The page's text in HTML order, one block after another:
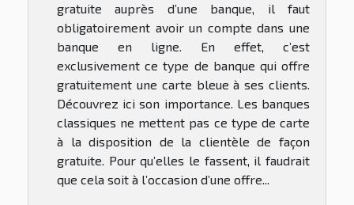
gratuite auprès d’une banque, il faut
obligatoirement avoir un compte dans une
banque en ligne. En effet, c’est
exclusivement ce type de banque qui offre
gratuitement une carte bleue à ses clients.
Découvrez ici son importance. Les banques
classiques ne mettent pas ce type de carte
à la disposition de la clientèle de façon
gratuite. Pour qu’elles le fassent, il faudrait
que cela soit à l’occasion d’une offre...